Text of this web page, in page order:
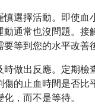
選擇活動。即使血
動通常也沒問題。接
等到您的水平改善
時做出反應。定期檢
傷的止血時間是否比
，而不是等待。